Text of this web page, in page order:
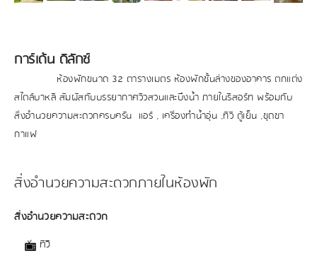
การ์เด้น ดิลักซ์
ห้องพักขนาด 32 ตารางเมตร ห้องพักชั้นล่างของอาคาร ตกแต่ง
สไตล์บาหลี สัมผัสกับบรรยากาศวิวสวนและบึงน้ำ ภายในรีสอร์ท พร้อมกับ
สิ่งอำนวยความสะดวกครบครัน แอร์ , เครื่องทำน้ำอุ่น ,ทีวี ตู้เย็น ,ชุดชา
กาแฟ
สิ่งอำนวยความสะดวกภายในห้องพัก
สิ่งอำนวยความสะดวก
ทีวี